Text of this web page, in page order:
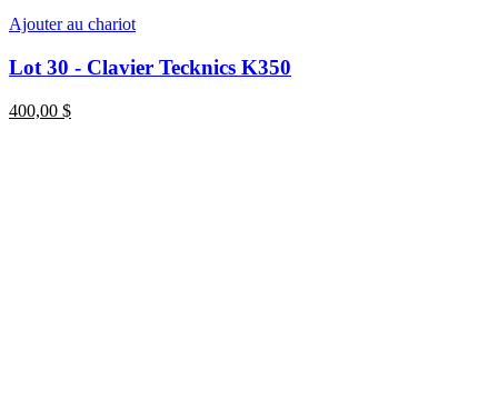
Ajouter au chariot
Lot 30 - Clavier Tecknics K350
400,00 $